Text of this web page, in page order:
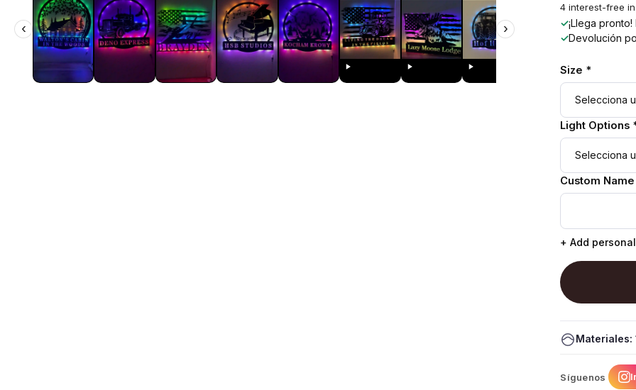
‹ ›
4 interest-free
✓¡Llega
✓Devolución
Size *
Light Options
Custom
+ Add
Materiales:
Síguenos